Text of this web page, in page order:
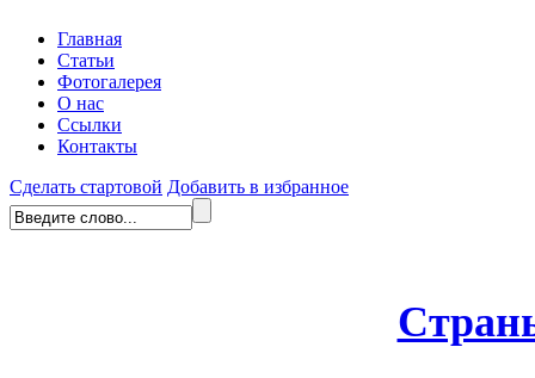
Главная
Статьи
Фотогалерея
О нас
Ссылки
Контакты
Сделать стартовой Добавить в избранное